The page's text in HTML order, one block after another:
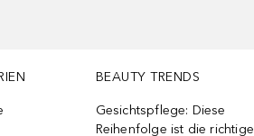
BEAUTY TRENDS
Gesichtspflege: Diese
Reihenfolge ist die richtige